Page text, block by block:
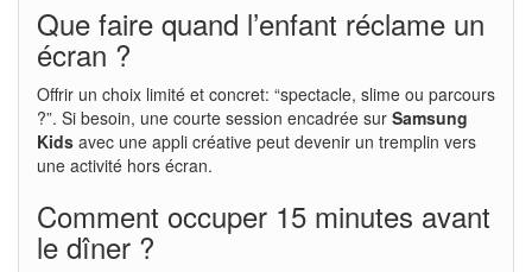
Que faire quand l’enfant réclame un
écran ?
Offrir un choix limité et concret: “spectacle, slime ou parcours
?”. Si besoin, une courte session encadrée sur Samsung
Kids avec une appli créative peut devenir un tremplin vers
une activité hors écran.
Comment occuper 15 minutes avant
le dîner ?